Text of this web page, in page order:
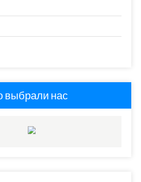
выбрали нас